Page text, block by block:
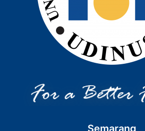
Semarang